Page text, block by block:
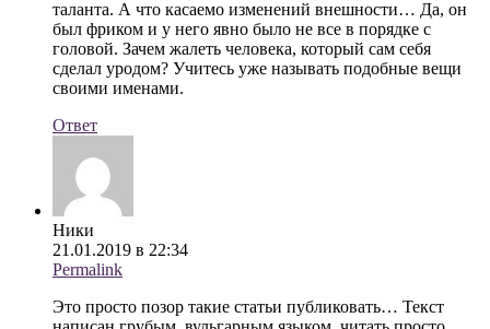
таланта. А что касаемо изменений внешности… Да, он
был фриком и у него явно было не все в порядке с
головой. Зачем жалеть человека, который сам себя
сделал уродом? Учитесь уже называть подобные вещи
своими именами.
Ответ
Ники
21.01.2019 в 22:34
Permalink
Это просто позор такие статьи публиковать… Текст